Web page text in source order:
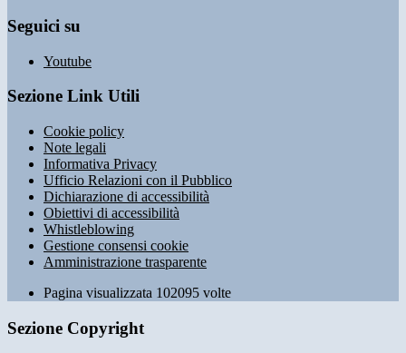
Seguici su
Youtube
Sezione Link Utili
Cookie policy
Note legali
Informativa Privacy
Ufficio Relazioni con il Pubblico
Dichiarazione di accessibilità
Obiettivi di accessibilità
Whistleblowing
Gestione consensi cookie
Amministrazione trasparente
Pagina visualizzata 102095 volte
Sezione Copyright